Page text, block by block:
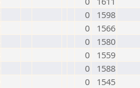
0
1598
0
1566
0
1580
0
1559
0
1588
0
1545